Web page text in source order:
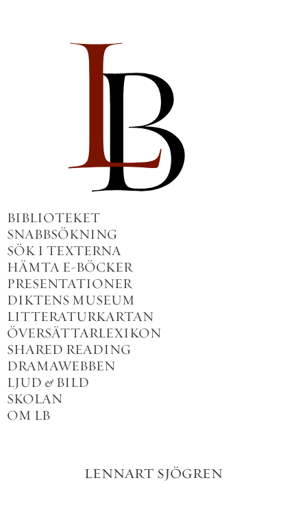
BIBLIOTEKET
SNABBSÖKNING
SÖK I TEXTERNA
HÄMTA E-BÖCKER
PRESENTATIONER
DIKTENS MUSEUM
LITTERATURKARTAN
ÖVERSÄTTARLEXIKON
SHARED READING
DRAMAWEBBEN
LJUD & BILD
SKOLAN
OM LB
LENNART SJÖGREN